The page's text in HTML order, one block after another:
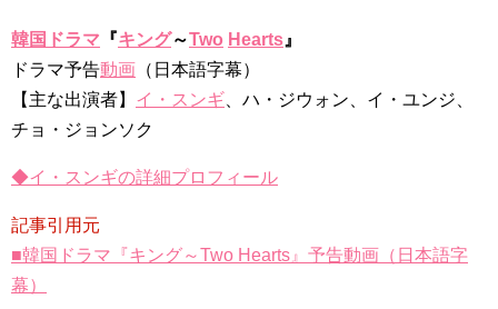
韓国ドラマ 『キング～Two Hearts 』
ドラマ予告動画 （日本語字幕）
【主な出演者】 イ・スンギ 、ハ・ジウォン、イ・ユンジ、
チョ・ジョンソク
◆イ・スンギの詳細プロフィール
記事引用元
■韓国ドラマ『キング～Two Hearts』予告動画（日本語字
幕）